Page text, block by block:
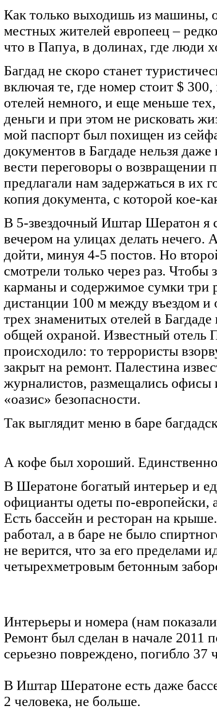
Как только выходишь из машины,
местных жителей европеец –
что в Папуа, в долинах, где люди
Багдад не скоро станет
включая те, где номер стоит $
отелей немного, и еще меньше
деньги и при этом не рисковать
мой паспорт был похищен из
документов в Багдаде нельзя
вести переговоры о возвращении
предлагали нам задержаться в их
копия документа, с которой кое-
В 5-звездочный Иштар Шератон я
вечером на улицах делать
дойти, минуя 4-5 постов. Но
смотрели только через раз.
карманы и содержимое сумки три
дистанции 100 м между въездом и
трех знаменитых отелей в
общей охраной. Известный отель
происходило: то террористы
закрыт на ремонт. Палестина
журналистов, размещались
«оазис» безопасности.
Так выглядит меню в баре
А кофе был хороший.
В Шератоне богатый интерьер и
официанты одеты по-европейски,
Есть бассейн и ресторан на
работал, а в баре не было
не верится, что за его пределами
четырехметровым бетонным
Интерьеры и номера (нам
Ремонт был сделан в начале 2011
серьезно повреждено, погибло 37
В Иштар Шератоне есть даже
2 человека, не больше.